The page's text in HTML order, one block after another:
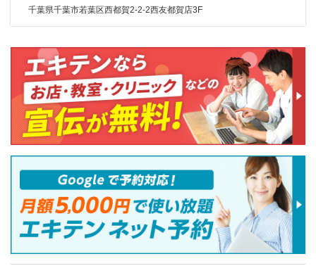
千葉県千葉市若葉区西都賀2-2-2西友都賀店3F